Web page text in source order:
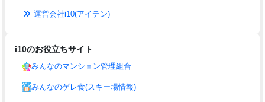
運営会社i10(アイテン)
i10のお役立ちサイト
みんなのマンション管理組合
みんなのゲレ食(スキー場情報)